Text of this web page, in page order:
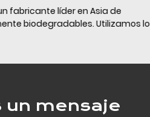
líder en Asia de
Utilizamos los
un mensaje